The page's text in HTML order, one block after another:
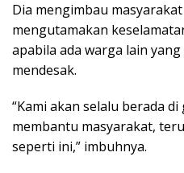
Dia mengimbau
mengutamakan
apabila ada warga lain
mendesak.
“Kami akan selalu berada
membantu masyarakat,
seperti ini,” imbuhnya.